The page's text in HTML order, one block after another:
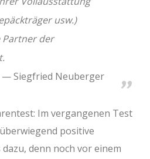
usw.)
der
Siegfried Neuberger
Im vergangenen Test
positive
dazu, denn noch vor einem